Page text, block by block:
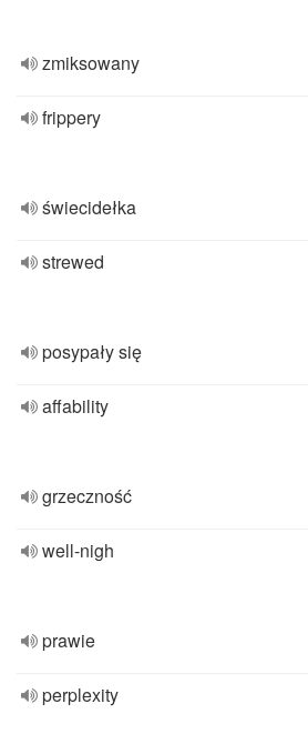
zmiksowany
frippery
świecidełka
strewed
posypały się
affability
grzeczność
well-nigh
prawie
perplexity